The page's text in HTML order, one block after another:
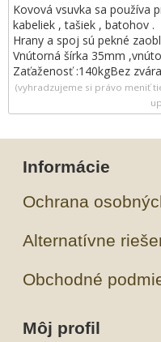
Kovová vsuvka sa používa
kabeliek , tašiek , batohov .
Hrany a spoj sú pekné
Vnútorná šírka 35mm
Zaťaženosť :140kgBez
(vyhradzujeme si právo meniť
Informácie
Ochrana
Alternatívne
Obchodné
Môj profil